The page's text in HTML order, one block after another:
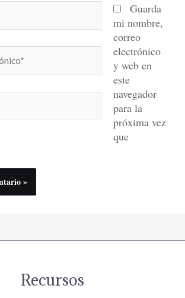
Guarda
mi nombre,
correo
electrónico
y web en
este
navegador
para la
próxima vez
que
Recursos